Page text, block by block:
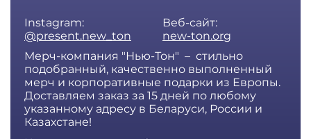
Instagram:
@present.new_ton
Веб-сайт:
new-ton.org
Мерч-компания "Нью-Тон" – стильно
подобранный, качественно выполненный
мерч и корпоративные подарки из Европы.
Доставляем заказ за 15 дней по любому
указанному адресу в Беларуси, России и
Казахстане!